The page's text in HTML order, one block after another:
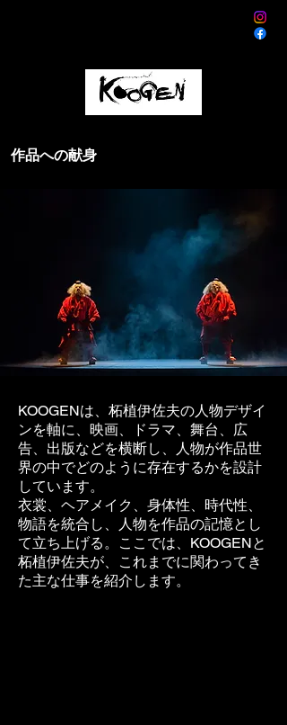
作品への献身
KOOGENは、柘植伊佐夫の人物デザイ
ンを軸に、映画、ドラマ、舞台、広
告、出版などを横断し、人物が作品世
界の中でどのように存在するかを設計
しています。
衣裳、ヘアメイク、身体性、時代性、
物語を統合し、人物を作品の記憶とし
て立ち上げる。ここでは、KOOGENと
柘植伊佐夫が、これまでに関わってき
た主な仕事を紹介します。